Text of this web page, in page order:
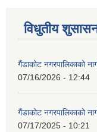
विधुतीय
गैंडाकोट नगरपालिकाको
07/16/2026 - 12:44
गैंडाकोट नगरपालिकाको
07/17/2025 - 10:21